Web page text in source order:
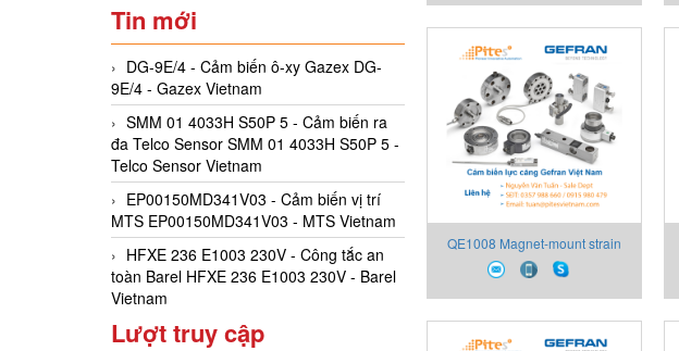
Tin mới
DG-9E/4 - Cảm biến ô-xy Gazex DG-
9E/4 - Gazex Vietnam
SMM 01 4033H S50P 5 - Cảm biến ra
đa Telco Sensor SMM 01 4033H S50P 5 -
Telco Sensor Vietnam
EP00150MD341V03 - Cảm biến vị trí
MTS EP00150MD341V03 - MTS Vietnam
HFXE 236 E1003 230V - Công tắc an
toàn Barel HFXE 236 E1003 230V - Barel
Vietnam
Lượt truy cập
QE1008 Magnet-mount strain
sensor, Cảm biến lực căng
Gefran Việt Nam